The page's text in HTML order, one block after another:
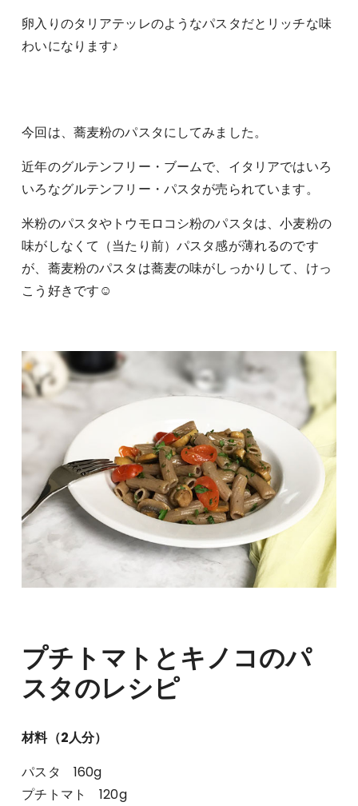
卵入りのタリアテッレのようなパスタだとリッチな味
わいになります♪
今回は、蕎麦粉のパスタにしてみました。
近年のグルテンフリー・ブームで、イタリアではいろ
いろなグルテンフリー・パスタが売られています。
米粉のパスタやトウモロコシ粉のパスタは、小麦粉の
味がしなくて（当たり前）パスタ感が薄れるのです
が、蕎麦粉のパスタは蕎麦の味がしっかりして、けっ
こう好きです☺
プチトマトとキノコのパ
スタのレシピ
材料（2人分）
パスタ 160g
プチトマト 120g